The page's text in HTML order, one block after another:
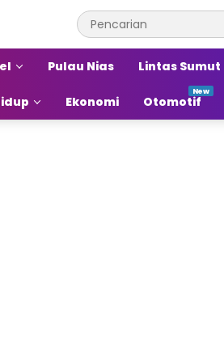
Pulau Nias Lintas Sumut
Ekonomi Otomotif